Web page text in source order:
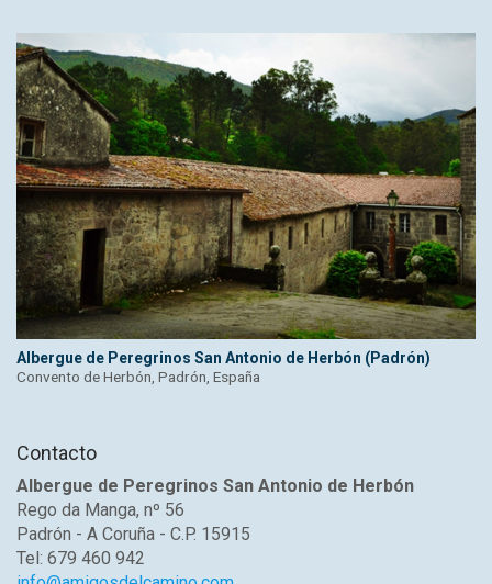
Albergue de Peregrinos San Antonio de Herbón (Padrón)
Convento de Herbón, Padrón, España
Contacto
Albergue de Peregrinos San Antonio de Herbón
Rego da Manga, nº 56
Padrón - A Coruña - C.P. 15915
Tel: 679 460 942